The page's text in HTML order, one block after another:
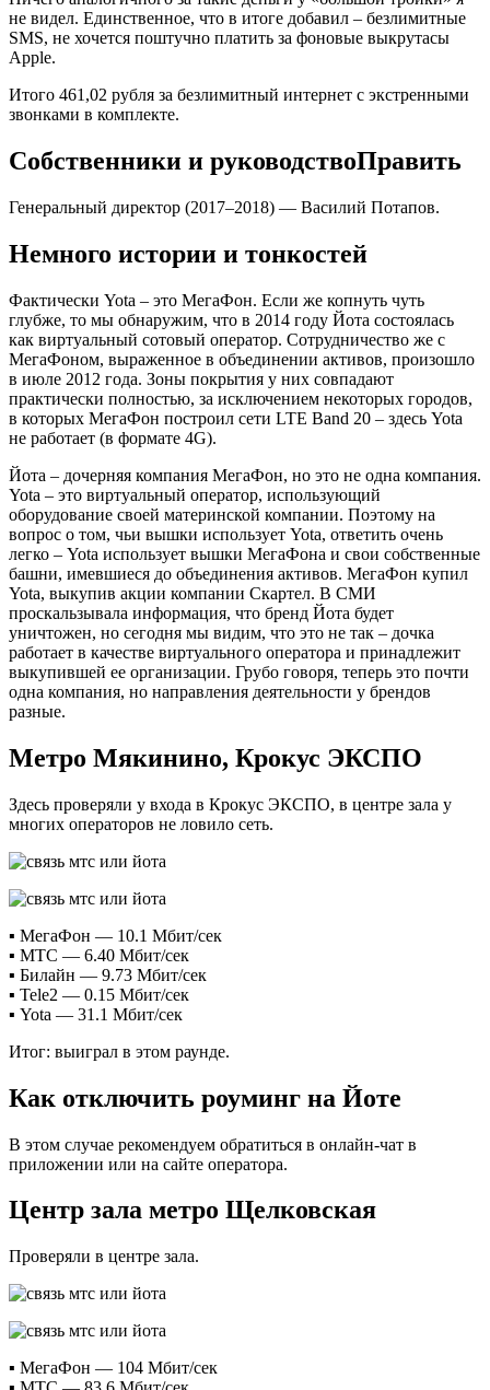
не видел. Единственное, что в итоге добавил – безлимитные
SMS, не хочется поштучно платить за фоновые выкрутасы
Apple.
Итого 461,02 рубля за безлимитный интернет с экстренными
звонками в комплекте.
Собственники и руководствоПравить
Генеральный директор (2017–2018) — Василий Потапов.
Немного истории и тонкостей
Фактически Yota – это МегаФон. Если же копнуть чуть
глубже, то мы обнаружим, что в 2014 году Йота состоялась
как виртуальный сотовый оператор. Сотрудничество же с
МегаФоном, выраженное в объединении активов, произошло
в июле 2012 года. Зоны покрытия у них совпадают
практически полностью, за исключением некоторых городов,
в которых МегаФон построил сети LTE Band 20 – здесь Yota
не работает (в формате 4G).
Йота – дочерняя компания МегаФон, но это не одна компания.
Yota – это виртуальный оператор, использующий
оборудование своей материнской компании. Поэтому на
вопрос о том, чьи вышки использует Yota, ответить очень
легко – Yota использует вышки МегаФона и свои собственные
башни, имевшиеся до объединения активов. МегаФон купил
Yota, выкупив акции компании Скартел. В СМИ
проскальзывала информация, что бренд Йота будет
уничтожен, но сегодня мы видим, что это не так – дочка
работает в качестве виртуального оператора и принадлежит
выкупившей ее организации. Грубо говоря, теперь это почти
одна компания, но направления деятельности у брендов
разные.
Метро Мякинино, Крокус ЭКСПО
Здесь проверяли у входа в Крокус ЭКСПО, в центре зала у
многих операторов не ловило сеть.
▪️ МегаФон — 10.1 Мбит/сек
▪️ МТС — 6.40 Мбит/сек
▪️ Билайн — 9.73 Мбит/сек
▪️ Tele2 — 0.15 Мбит/сек
▪️ Yota — 31.1 Мбит/сек
Итог: выиграл в этом раунде.
Как отключить роуминг на Йоте
В этом случае рекомендуем обратиться в онлайн-чат в
приложении или на сайте оператора.
Центр зала метро Щелковская
Проверяли в центре зала.
▪️ МегаФон — 104 Мбит/сек